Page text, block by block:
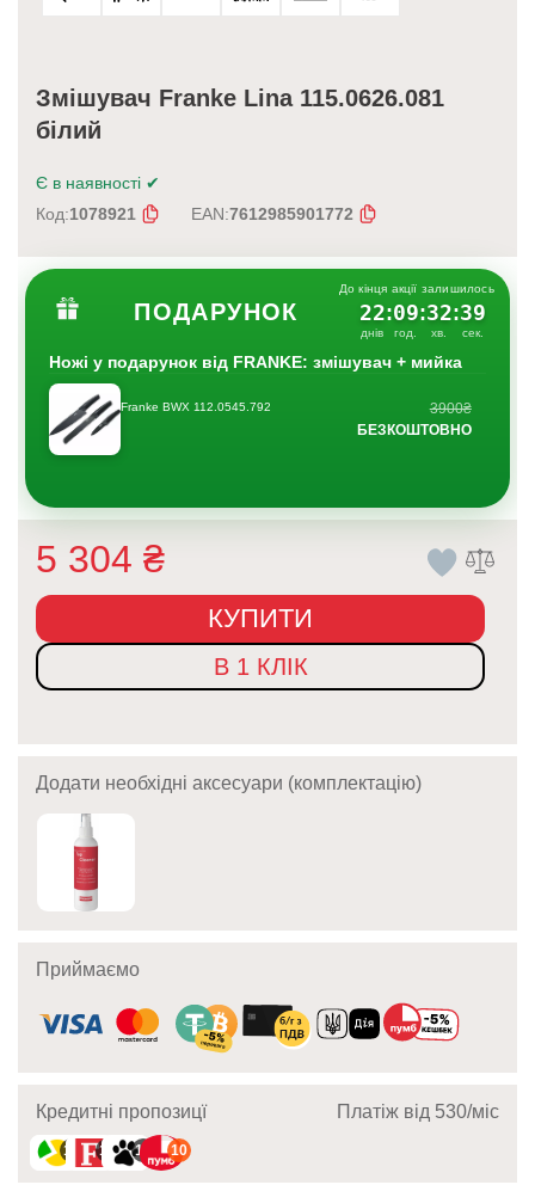
Змішувач Franke Lina 115.0626.081
білий
Є в наявності ✔
Код:1078921 EAN:7612985901772
ПОДАРУНОК
До кінця акції залишилось
22
днів
:09
год.
:32
хв.
:38
сек.
Ножі у подарунок від FRANKE: змішувач + мийка
Franke BWX 112.0545.792
3900₴
БЕЗКОШТОВНО
5 304 ₴
КУПИТИ
В 1 КЛІК
Додати необхідні аксесуари (комплектацію)
Приймаємо
Кредитні пропозицї Платіж від 530/мic
10 10 10 10